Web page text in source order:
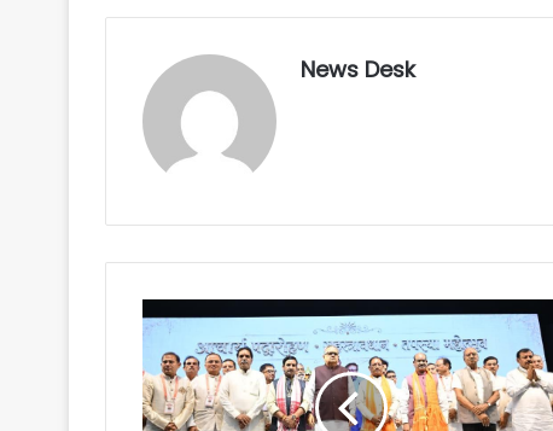
News Desk